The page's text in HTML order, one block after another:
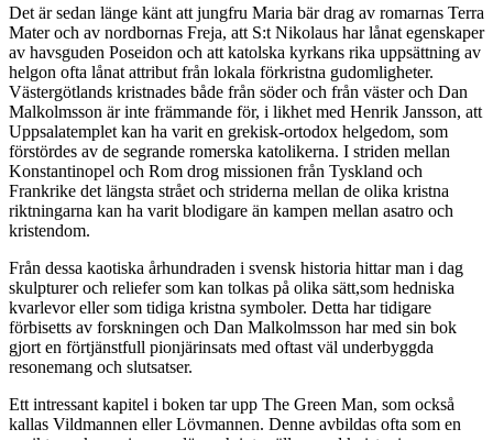
Det är sedan länge känt att jungfru Maria bär drag av romarnas Terra
Mater och av nordbornas Freja, att S:t Nikolaus har lånat egenskaper
av havsguden Poseidon och att katolska kyrkans rika uppsättning av
helgon ofta lånat attribut från lokala förkristna gudomligheter.
Västergötlands kristnades både från söder och från väster och Dan
Malkolmsson är inte främmande för, i likhet med Henrik Jansson, att
Uppsalatemplet kan ha varit en grekisk-ortodox helgedom, som
förstördes av de segrande romerska katolikerna. I striden mellan
Konstantinopel och Rom drog missionen från Tyskland och
Frankrike det längsta strået och striderna mellan de olika kristna
riktningarna kan ha varit blodigare än kampen mellan asatro och
kristendom.
Från dessa kaotiska århundraden i svensk historia hittar man i dag
skulpturer och reliefer som kan tolkas på olika sätt,som hedniska
kvarlevor eller som tidiga kristna symboler. Detta har tidigare
förbisetts av forskningen och Dan Malkolmsson har med sin bok
gjort en förtjänstfull pionjärinsats med oftast väl underbyggda
resonemang och slutsatser.
Ett intressant kapitel i boken tar upp The Green Man, som också
kallas Vildmannen eller Lövmannen. Denne avbildas ofta som en